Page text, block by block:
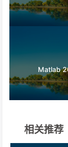
Matlab
相关推荐